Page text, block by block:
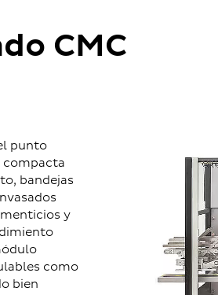
CMC
punto
compacta
bandejas
y
como
bien